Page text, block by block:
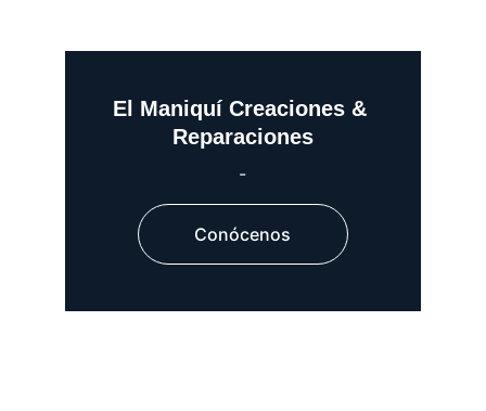
El Maniquí Creaciones &
Reparaciones
-
Conócenos